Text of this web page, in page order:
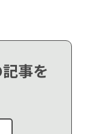
事を